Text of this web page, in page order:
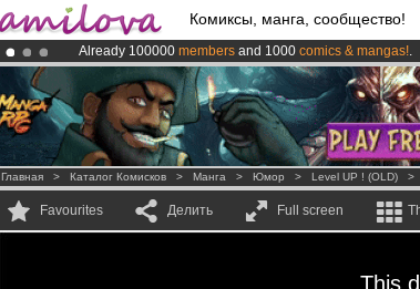
Комиксы, манга, сообщество!
Already 100000 members and 1000 comics & mangas!.
AmilovaKickstarter is now LIVE!.
Premium membership from3.95 euros per month !Get
Главная > Каталог Комисков > Манга > Юмор > Level UP ! (OLD) >
Favourites Делить Full screen
This